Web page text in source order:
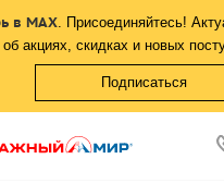
в MAX. Присоединяйтесь!
об акциях, скидках и новых
Подписаться